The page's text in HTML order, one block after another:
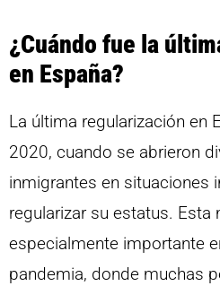
¿Cuándo fue la
en España?
La última regularización en
2020, cuando se abrieron
inmigrantes en situaciones
regularizar su estatus. Esta
especialmente importante
pandemia, donde muchas